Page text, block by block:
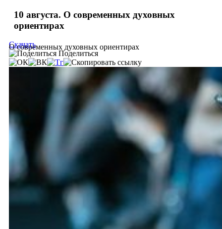
10 августа. О современных духовных
ориентирах
О современных духовных ориентирах
Скачать
Поделиться